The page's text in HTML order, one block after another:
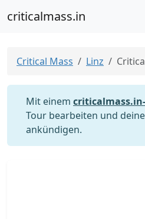
criticalmass.in
Critical Mass Linz
Mit einem
Tour bearbeiten und
ankündigen.